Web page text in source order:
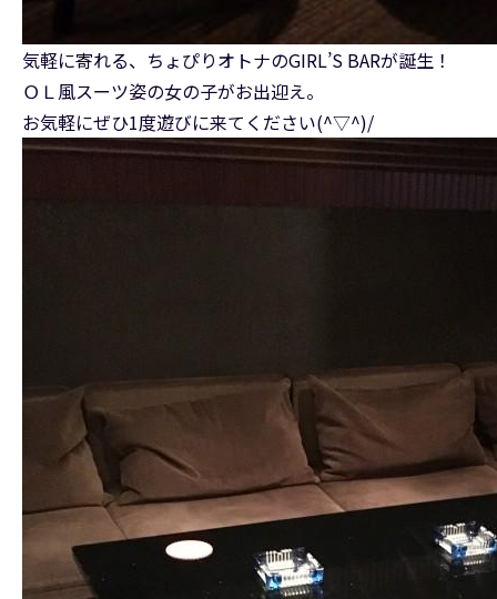
気軽に寄れる、ちょぴりオトナのGIRL’S BARが誕生！
ＯＬ風スーツ姿の女の子がお出迎え。
お気軽にぜひ1度遊びに来てください(^▽^)/